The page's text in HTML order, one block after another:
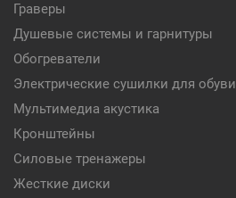
Граверы
Душевые системы и гарнитуры
Обогреватели
Электрические сушилки для обуви
Мультимедиа акустика
Кронштейны
Силовые тренажеры
Жесткие диски